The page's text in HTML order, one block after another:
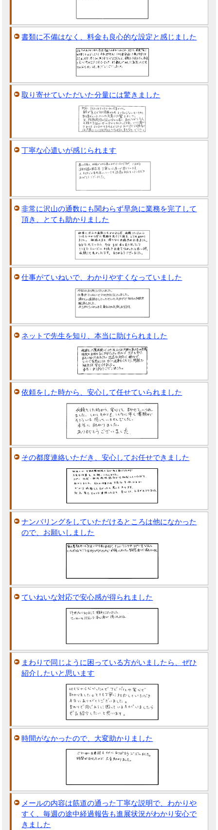
書類に不備はなく、料金も良心的な設定と感じました
取り寄せていただいた分量には驚きました
丁寧な心遣いが感じられます
非常に沢山の通数にも関わらず早急に業務を完了して
頂き、とても助かりました
仕事がていねいで、わかりやすくなっていました
ネットで先生を知り、本当に助けられました
依頼をした時から、安心して任せていられました
その都度連絡いただき、安心してお任せできました
ナンバリングをしていただけるところは他になかった
ので、お願いしました
ていねいな対応で安心感が得られました
まわりで同じように困っている方がいましたら、ぜひ
紹介したいと思います
時間がなかったので、大変助かりました
メールの内容は筋道の通った丁寧な説明で、わかりや
すく、毎週の途中経過報告も進展状況がわかり安心で
きました